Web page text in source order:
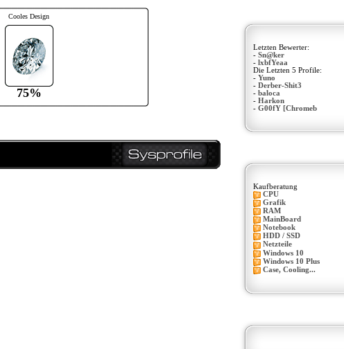
Cooles Design
75%
Letzten Bewerter:
- Sn@ker
- lxbfYeaa
Die Letzten 5 Profile:
- Yuno
- Derber-Shit3
- baloca
- Harkon
- G00fY [Chromeb
Kaufberatung
CPU
Grafik
RAM
MainBoard
Notebook
HDD / SSD
Netzteile
Windows 10
Windows 10 Plus
Case, Cooling...